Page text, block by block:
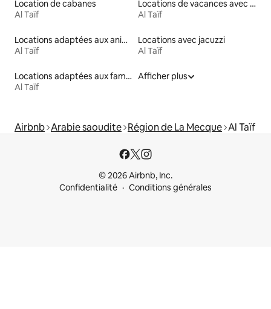
Location de cabanes
Al Taïf
Locations de vacances avec piscine
Al Taïf
Locations adaptées aux animaux
Al Taïf
Locations avec jacuzzi
Al Taïf
Locations adaptées aux familles
Al Taïf
Afficher plus
Airbnb Arabie saoudite Région de La Mecque Al Taïf
© 2026 Airbnb, Inc.
Confidentialité
Conditions générales